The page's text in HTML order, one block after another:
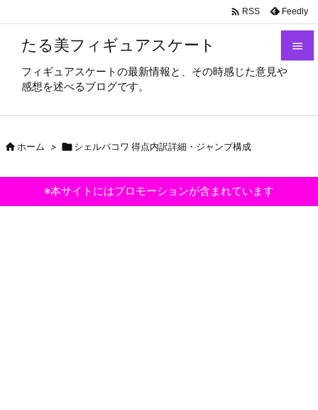
たる美フィギュアスケート
フィギュアスケートの最新情報と、その時感じた意見や
感想を述べるブログです。


 RSS Feedly
ホーム > シェルバコワ 得点内訳詳細・ジャンプ構成
※本サイトにはプロモーションが含まれています